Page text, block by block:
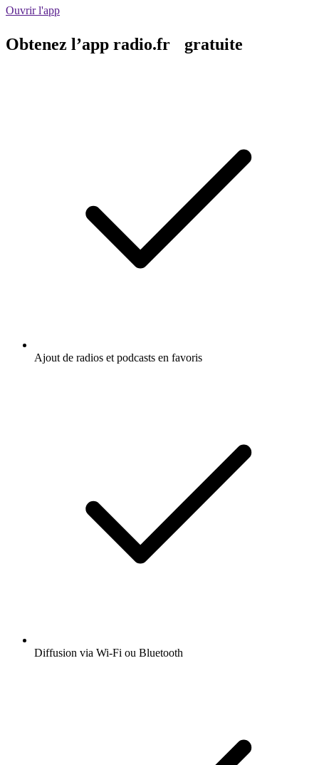
Ouvrir l'app
Obtenez l’app radio.fr gratuite
Ajout de radios et podcasts en favoris
Diffusion via Wi-Fi ou Bluetooth